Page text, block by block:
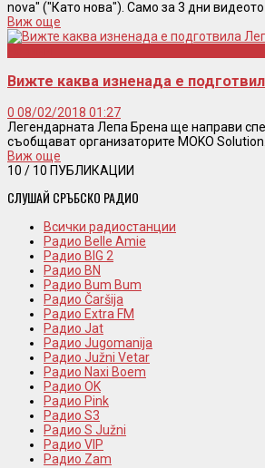
nova" ("Като нова"). Само за 3 дни видеото
Виж още
Вижте каква изненада е
0 08/02/2018 01:27
Легендарната Лепа Брена ще направи
съобщават организаторите MOKO
Виж още
10 / 10 ПУБЛИКАЦИИ
СЛУШАЙ СРЪБСКО РАДИО
Всички радиостанции
Радио Belle Amie
Радио BIG 2
Радио BN
Радио Bum Bum
Радио Čaršija
Радио Extra FM
Радио Jat
Радио Jugomanija
Радио Južni Vetar
Радио Naxi Boem
Радио OK
Радио Pink
Радио S3
Радио S Južni
Радио VIP
Радио Zam